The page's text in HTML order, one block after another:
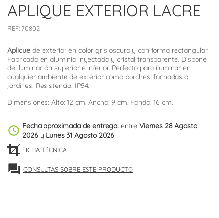
APLIQUE EXTERIOR LACRE
REF: 70802
Aplique de exterior en color gris oscuro y con forma rectangular.
Fabricado en aluminio inyectado y cristal transparente. Dispone
de iluminación superior e inferior. Perfecto para iluminar en
cualquier ambiente de exterior como porches, fachadas o
jardines. Resistencia: IP54.
Dimensiones: Alto: 12 cm. Ancho: 9 cm. Fondo: 16 cm.
schedule Fecha aproximada de entrega: entre Viernes 28 Agosto
2026 y Lunes 31 Agosto 2026
FICHA TÉCNICA
forum CONSULTAS SOBRE ESTE PRODUCTO